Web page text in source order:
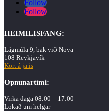
Follow
Follow
HEIMILISFANG:
Lágmúla 9, bak við Nova
108 Reykjavík
Kort á ja.is
Opnunartími:
Virka daga 08:00 – 17:00
Lokað um helgar